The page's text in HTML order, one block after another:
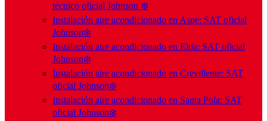
técnico oficial Johnson ❄️
Instalación aire acondicionado en Aspe: SAT oficial
Johnson❄️
Instalación aire acondicionado en Elda: SAT oficial
Johnson❄️
Instalación aire acondicionado en Crevillente: SAT
oficial Johnson❄️
Instalación aire acondicionado en Santa Pola: SAT
oficial Johnson❄️